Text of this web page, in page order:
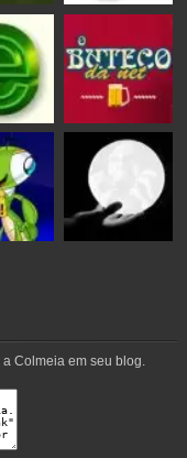
Colmeia em seu blog.